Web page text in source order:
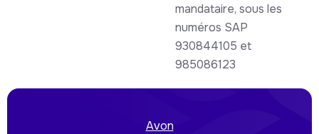
mandataire, sous les
numéros SAP
930844105 et
985086123
Avon